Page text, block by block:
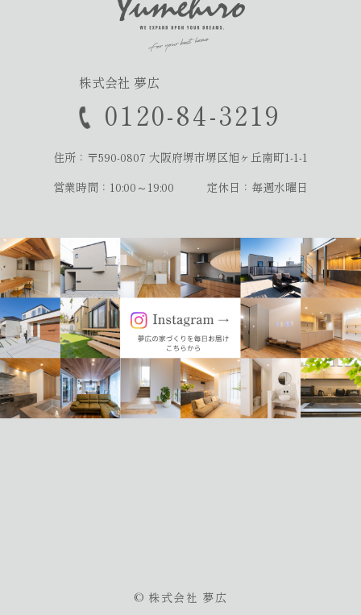
株式会社 夢広
0120-84-3219
住所：〒590-0807 大阪府堺市堺区旭ヶ丘南町1-1-1
営業時間：10:00～19:00
定休日：毎週水曜日
© 株式会社 夢広